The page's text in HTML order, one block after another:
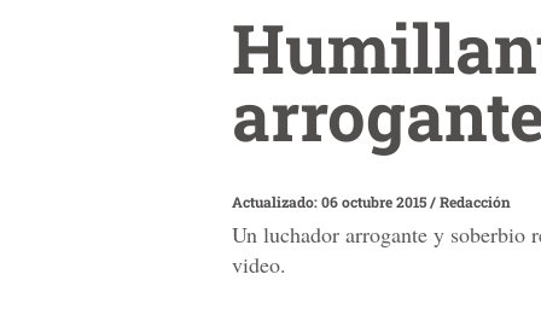
Actualizado: 06 octubre 2015/Redacción
Un luchador arrogante y soberbio
video.